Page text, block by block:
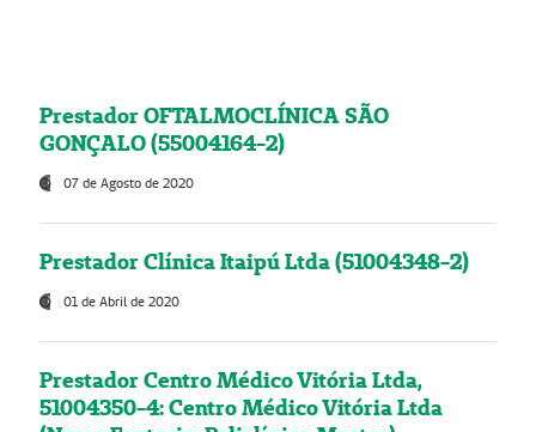
Prestador OFTALMOCLÍNICA SÃO
GONÇALO (55004164-2)
07 de Agosto de 2020
Prestador Clínica Itaipú Ltda (51004348-2)
01 de Abril de 2020
Prestador Centro Médico Vitória Ltda,
51004350-4: Centro Médico Vitória Ltda